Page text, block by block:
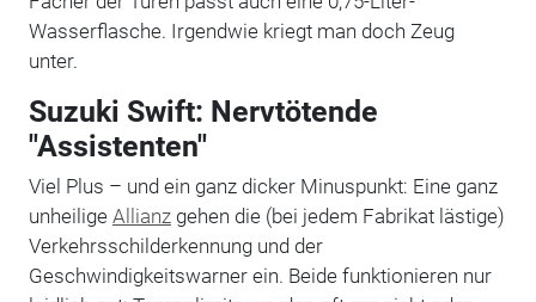
Wasserflasche. Irgendwie kriegt man doch Zeug
unter.
Suzuki Swift: Nervtötende
"Assistenten"
Viel Plus – und ein ganz dicker Minuspunkt: Eine ganz
unheilige Allianzgehen die (bei jedem Fabrikat lästige)
Verkehrsschilderkennung und der
Geschwindigkeitswarner ein. Beide funktionieren nur